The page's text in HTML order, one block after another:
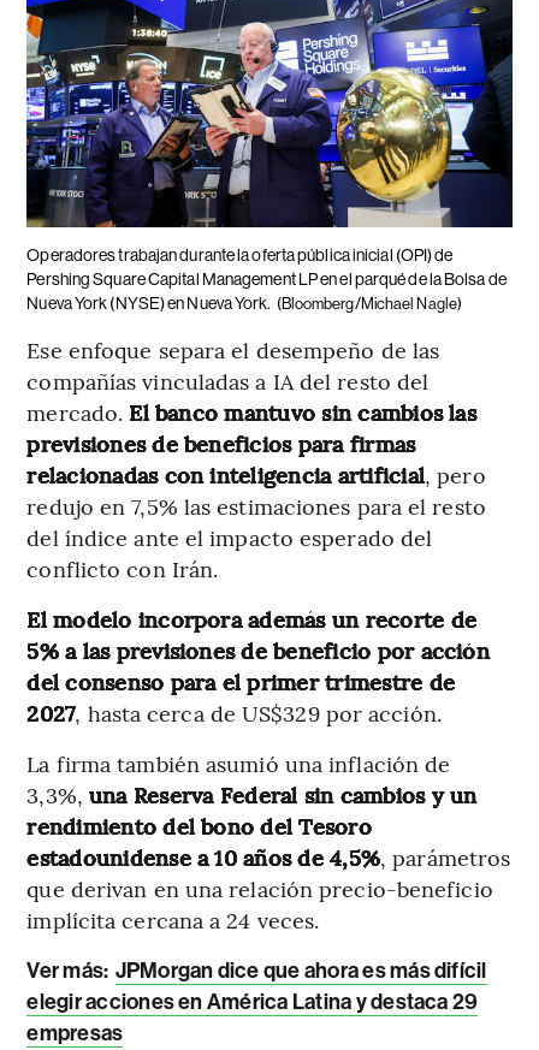
Operadores trabajan durante la oferta pública inicial (OPI) de
Pershing Square Capital Management LP en el parqué de la Bolsa de
Nueva York (NYSE) en Nueva York. (Bloomberg/Michael Nagle)
Ese enfoque separa el desempeño de las
compañías vinculadas a IA del resto del
mercado. El banco mantuvo sin cambios las
previsiones de beneficios para firmas
relacionadas con inteligencia artificial, pero
redujo en 7,5% las estimaciones para el resto
del índice ante el impacto esperado del
conflicto con Irán.
El modelo incorpora además un recorte de
5% a las previsiones de beneficio por acción
del consenso para el primer trimestre de
2027, hasta cerca de US$329 por acción.
La firma también asumió una inflación de
3,3%, una Reserva Federal sin cambios y un
rendimiento del bono del Tesoro
estadounidense a 10 años de 4,5%, parámetros
que derivan en una relación precio-beneficio
implícita cercana a 24 veces.
Ver más: JPMorgan dice que ahora es más difícil
elegir acciones en América Latina y destaca 29
empresas